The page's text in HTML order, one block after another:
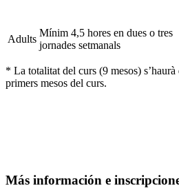
Adults
Mínim 4,5 hores en dues o tres
jornades setmanals
* La totalitat del curs (9 mesos) s’haurà
primers mesos del curs.
Más información e